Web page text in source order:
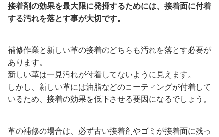
接着剤の効果を最大限に発揮するためには、接着面に付着
する汚れを落とす事が大切です。
補修作業と新しい革の接着のどちらも汚れを落とす必要が
あります。
新しい革は一見汚れが付着してないように見えます。
しかし、新しい革には油脂などのコーティングが付着して
いるため、接着の効果を低下させる要因になるでしょう。
革の補修の場合は、必ず古い接着剤やゴミが接着面に残っ